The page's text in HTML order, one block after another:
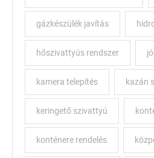
gázkészülék javítás
hőszivattyús rendszer
kamera telepítés kazán
keringető szivattyú
konténere rendelés